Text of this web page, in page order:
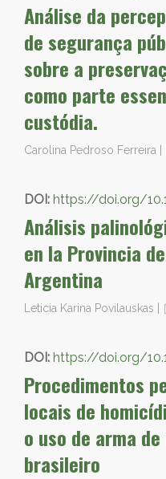
Análise da
de segurança
sobre a
como parte
custódia.
Carolina Pedroso Ferreira
DOI: https://doi.org/
Análisis
en la Provincia
Argentina
Leticia Karina Povilauskas
DOI: https://doi.org/
Procedimentos
locais de
o uso de arma
brasileiro